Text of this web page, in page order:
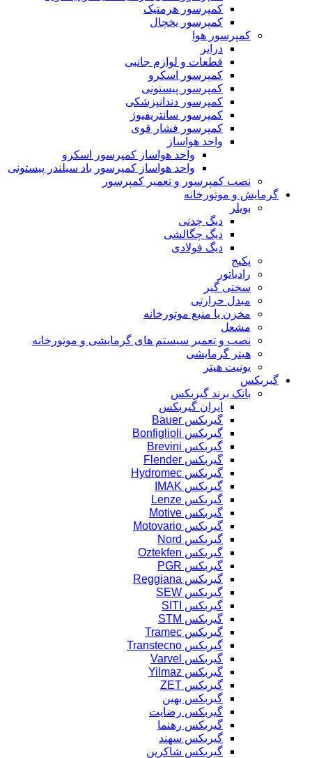
کمپرسور هرمتیک
کمپرسور یخچال
کمپرسور هوا
درایر
قطعات و لوازم جانبی
کمپرسور اسکرو
کمپرسور پیستونی
کمپرسور دندانپزشکی
کمپرسور سانتریفیوژ
کمپرسور فشار قوی
واحد هواساز
واحد هواساز کمپرسور اسکرو
واحد هواساز کمپرسور باد سیلندر پیستونی
نصب کمپرسور و تعمیر کمپرسور
گرمایش و موتورخانه
بویلر
دیگ چدنی
دیگ چگالشی
دیگ فولادی
پکیج
رادیاتور
سختی گیر
مبدل حرارتی
مخزن یا منبع موتورخانه
مشعل
نصب و تعمیر سیستم های گرمایشی و موتورخانه
هیتر گرمایشی
یونیت هیتر
گیربکس
بانک برند گیربکس
ایران گیربکس
گیربکس Bauer
گیربکس Bonfiglioli
گیربکس Brevini
گیربکس Flender
گیربکس Hydromec
گیربکس IMAK
گیربکس Lenze
گیربکس Motive
گیربکس Motovario
گیربکس Nord
گیربکس Oztekfen
گیربکس PGR
گیربکس Reggiana
گیربکس SEW
گیربکس SITI
گیربکس STM
گیربکس Tramec
گیربکس Transtecno
گیربکس Varvel
گیربکس Yilmaz
گیربکس ZET
گیربکس بهین
گیربکس رضایت
گیربکس رهنما
گیربکس سهند
گیربکس شاکرین